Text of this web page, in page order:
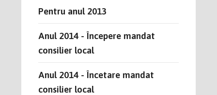
Pentru anul 2013
Anul 2014 - Începere mandat
consilier local
Anul 2014 - Încetare mandat
consilier local